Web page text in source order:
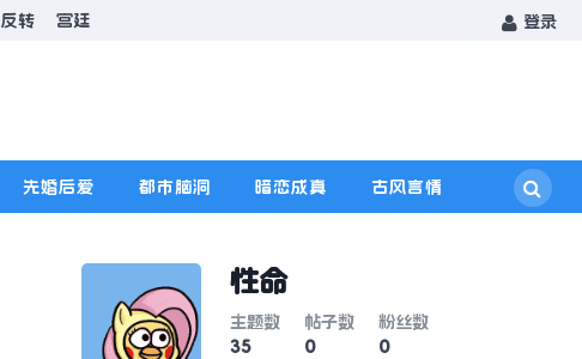
反转 宫廷 登录
先婚后爱 都市脑洞 暗恋成真 古风言情
性命
主题数
35
帖子数
0
粉丝数
0